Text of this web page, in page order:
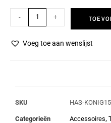
- +
Voeg toe aan wenslijst
SKU HAS-
Categorieën Accessoires,